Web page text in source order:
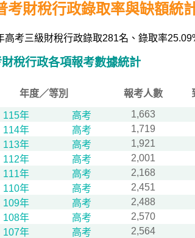
考財稅行政錄取率與缺額統
高考三級財稅行政錄取281名、錄取率
稅行政各項報考數據統計
年度／等別 報考人數
115年
高考 1,663
114年
高考 1,719
113年
高考 1,921
112年
高考 2,001
111年
高考 2,168
110年
高考 2,451
109年
高考 2,488
108年
高考 2,570
107年
高考 2,564